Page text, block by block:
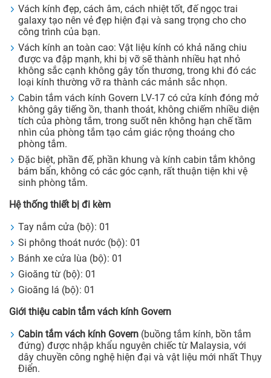
Vách kính đẹp, cách âm, cách nhiệt tốt, đế ngọc trai
galaxy tạo nên vẻ đẹp hiện đại và sang trọng cho cho
công trình của bạn.
Vách kính an toàn cao: Vật liệu kính có khả năng chiu
được va đập mạnh, khi bị vỡ sẽ thành nhiều hạt nhỏ
không sắc cạnh không gây tổn thương, trong khi đó các
loại kính thường vỡ ra thành các mảnh sắc nhọn.
Cabin tắm vách kính Govern LV-17 có cửa kính đóng mở
không gây tiếng ồn, thanh thoát, không chiếm nhiều diện
tích của phòng tắm, trong suốt nên không hạn chế tầm
nhìn của phòng tắm tạo cảm giác rộng thoáng cho
phòng tắm.
Đặc biệt, phần đế, phần khung và kính cabin tắm không
bám bẩn, không có các góc cạnh, rất thuận tiện khi vệ
sinh phòng tắm.
Hệ thống thiết bị đi kèm
Tay nắm cửa (bộ): 01
Si phông thoát nước (bộ): 01
Bánh xe cửa lùa (bộ): 01
Gioăng từ (bộ): 01
Gioăng lá (bộ): 01
Giới thiệu cabin tắm vách kính Govern
Cabin tắm vách kính Govern (buồng tắm kính, bồn tắm
đứng) được nhập khẩu nguyên chiếc từ Malaysia, với
dây chuyền công nghệ hiện đại và vật liệu mới nhất Thụy
Điển.